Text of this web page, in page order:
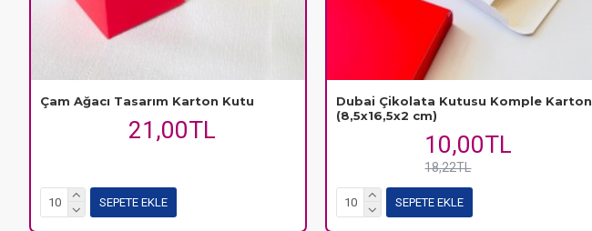
Çam Ağacı Tasarım Karton Kutu
21,00TL
SEPETE EKLE
Dubai Çikolata Kutusu Komple Karton
(8,5x16,5x2 cm)
10,00TL
18,22TL
SEPETE EKLE